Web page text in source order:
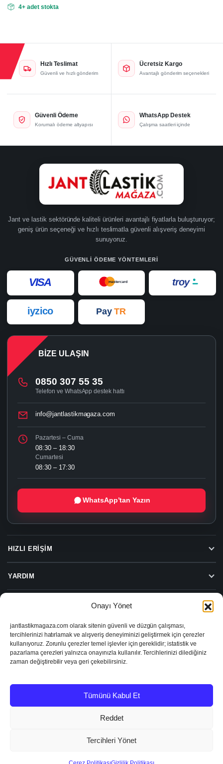
Onayı Yönet
jantlastikmagaza.com olarak sitenin güvenli ve düzgün çalışması,
tercihlerinizi hatırlamak ve alışveriş deneyiminizi geliştirmek için çerezler
kullanıyoruz. Zorunlu çerezler temel işlevler için gereklidir; istatistik ve
pazarlama çerezleri yalnızca onayınızla kullanılır. Tercihlerinizi dilediğiniz
zaman değiştirebilir veya geri çekebilirsiniz.
Tümünü Kabul Et
Reddet
Tercihleri Yönet
fiyat:
andaki
4+ adet stokta
Hızlı Teslimat
Güvenli ve hızlı gönderim
Ücretsiz Kargo
Avantajlı gönderim seçenekleri
Güvenli Ödeme
Korumalı ödeme altyapısı
WhatsApp Destek
Çalışma saatleri içinde
Jant ve lastik sektöründe kaliteli ürünleri avantajlı fiyatlarla buluşturuyor;
geniş ürün seçeneği ve hızlı teslimatla güvenli alışveriş deneyimi
sunuyoruz.
GÜVENLI ÖDEME YÖNTEMLERI
VISA mastercard troy
iyzico Pay TR
HIZLI ERIŞIM
YARDIM
BIZE ULAŞIN
0850 307 55 35
Telefon ve WhatsApp destek hattı
info@jantlastikmagaza.com
Pazartesi – Cuma
08:30 – 18:30
Cumartesi
08:30 – 17:30
WhatsApp’tan Yazın
Beylas Jant Lastik Sanayi ve Ticaret Limited Şirketi
Turgut Özal Caddesi No:74, 35390 Buca/İzmir
VD: Şirinyer
VN: 1671413282
2026 © Jant Lastik Mağaza
KVKK ve GizlilikŞartlar ve Koşullar